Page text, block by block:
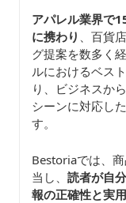
アパレル業界で
に携わり
、百貨
グ提案を数多く
ルにおけるベス
り、ビジネスか
シーンに対応し
す。
Bestoriaでは、
当し、 読者が自
報の正確性と実